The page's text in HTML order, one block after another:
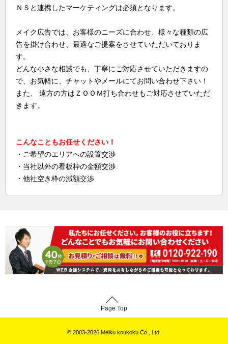
ＮＳと連携したマーケティングは必須となります。
メイク広告では、お客様のニーズに合わせ、様々な種類の広
告を掛け合わせ、最適なご提案をさせていただいておりま
す。
どんな小さな相談でも、丁寧にご対応させていただきますの
で、お気軽に、チャットやメールにてお問い合わせ下さい！
また、 遠方の方はＺＯＯＭ打ち合わせもご対応させていただ
きます。
こんなこともお任せください！
・ご希望のエリアへの設置交渉
・当社以外の看板枠の金額交渉
・他社空き枠の減額交渉
Page Top
© 2003-2026 Meiku koukoku Co., Ltd.